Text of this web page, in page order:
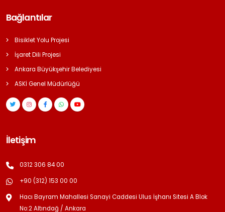
Bağlantılar
Bisiklet Yolu Projesi
İşaret Dili Projesi
Ankara Büyükşehir Belediyesi
ASKİ Genel Müdürlüğü
İletişim
0312 306 84 00
+90 (312) 153 00 00
Hacı Bayram Mahallesi Sanayi Caddesi Ulus İşhanı Sitesi A Blok
No:2 Altındağ / Ankara